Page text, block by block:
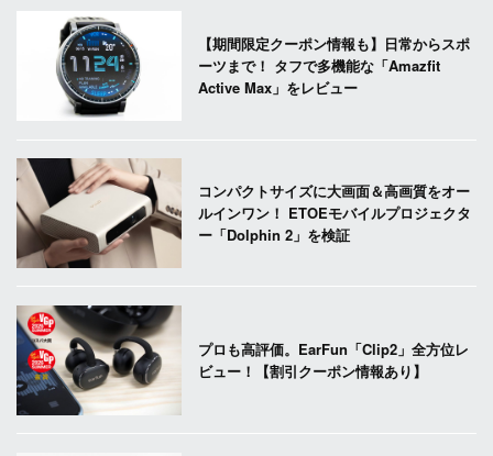
【期間限定クーポン情報も】日常からスポ
ーツまで！ タフで多機能な「Amazfit
Active Max」をレビュー
コンパクトサイズに大画面＆高画質をオー
ルインワン！ ETOEモバイルプロジェクタ
ー「Dolphin 2」を検証
プロも高評価。EarFun「Clip2」全方位レ
ビュー！【割引クーポン情報あり】